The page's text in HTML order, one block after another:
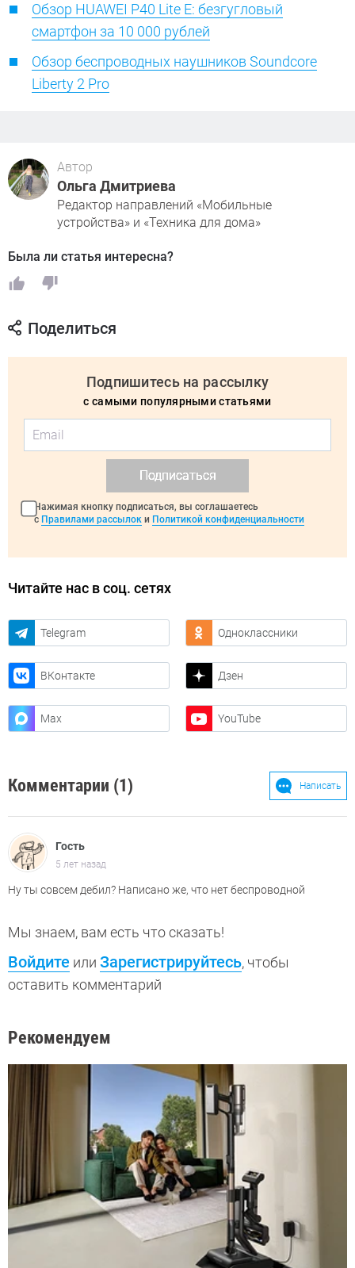
Обзор HUAWEI P40 Lite E: безгугловый
смартфон за 10 000 рублей
Обзор беспроводных наушников Soundcore
Liberty 2 Pro
Автор
Ольга Дмитриева
Редактор направлений «Мобильные
устройства» и «Техника для дома»
Была ли статья интересна?
Поделиться
Подпишитесь на рассылку
с самыми популярными статьями
Подписаться
Нажимая кнопку подписаться, вы соглашаетесь
с Правилами рассылок и Политикой конфиденциальности
Читайте нас в соц. сетях
Telegram Одноклассники
ВКонтакте Дзен
Max YouTube
Комментарии (1) Написать
Гость
5 лет назад
Ну ты совсем дебил? Написано же, что нет беспроводной
Мы знаем, вам есть что сказать!
Войдите или Зарегистрируйтесь, чтобы
оставить комментарий
Рекомендуем